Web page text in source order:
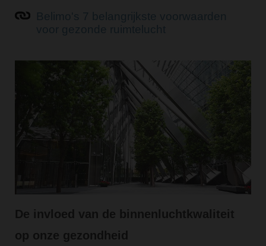
De invloed van de binnenluchtkwaliteit
op onze gezondheid